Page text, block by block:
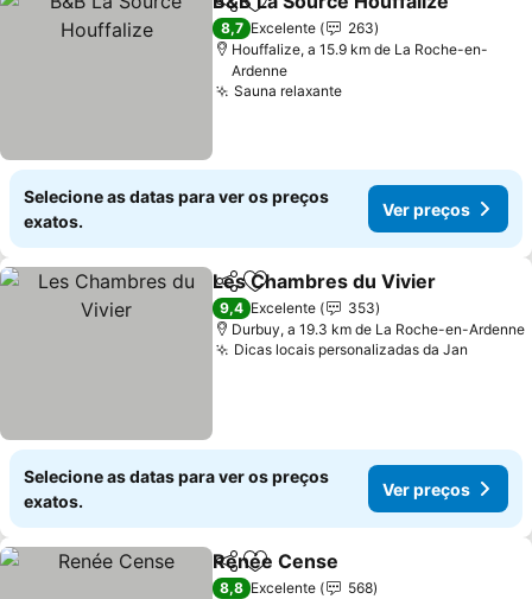
PartilharAdicionar aos favoritos
8,7 Excelente
263
Houffalize, a 15.9 km de La Roche-en-
Ardenne
Sauna relaxante
Selecione as datas para ver os preços
exatos.
Ver preços
PartilharAdicionar aos favoritos
Les Chambres du Vivier
9,4 Excelente
353
Durbuy, a 19.3 km de La Roche-en-Ardenne
Dicas locais personalizadas da Jan
Selecione as datas para ver os preços
exatos.
Ver preços
PartilharAdicionar aos favoritos
Renée Cense
8,8 Excelente
568